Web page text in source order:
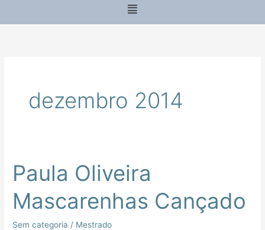
Menu
dezembro 2014
Paula Oliveira
Mascarenhas Cançado
Sem categoria / Mestrado
Paula
Oliveira
Mascarenhas
Cançado